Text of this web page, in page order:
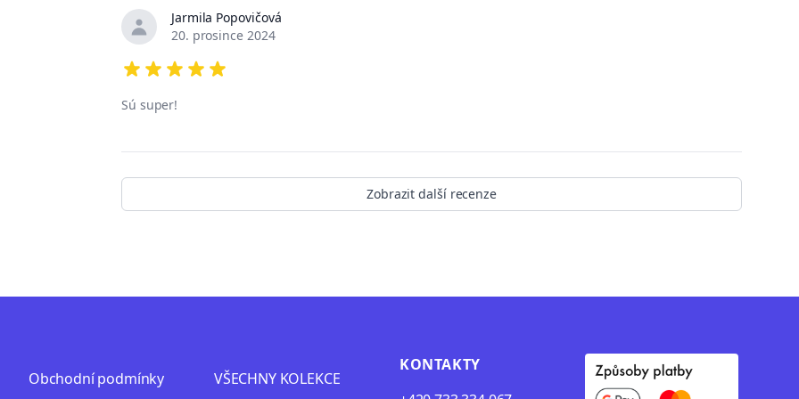
Jarmila Popovičová
20. prosince 2024
Sú super!
Zobrazit další recenze
Obchodní podmínky VŠECHNY KOLEKCE
KONTAKTY